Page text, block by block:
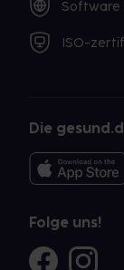
Software
ISO-
Die
Folge uns!